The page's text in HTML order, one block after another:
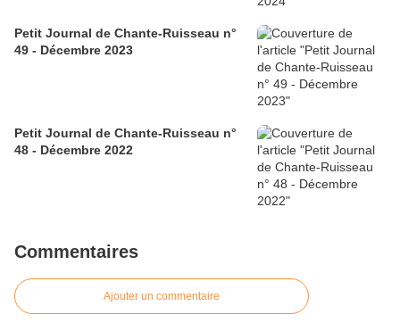
Petit Journal de Chante-Ruisseau n°
49 - Décembre 2023
Petit Journal de Chante-Ruisseau n°
48 - Décembre 2022
Commentaires
Ajouter un commentaire